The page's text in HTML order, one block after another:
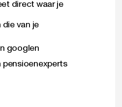
direct waar je
van je
googlen
pensioenexperts